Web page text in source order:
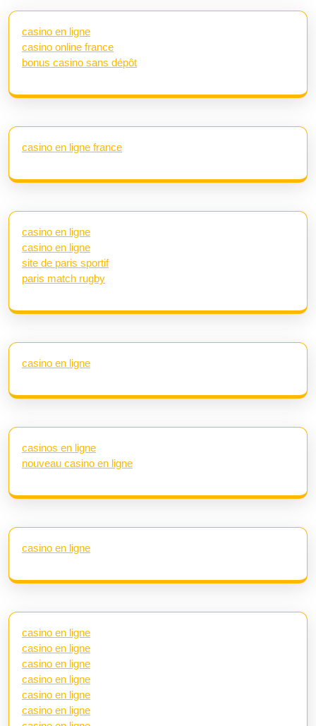
casino en ligne
casino online france
bonus casino sans dépôt
casino en ligne france
casino en ligne
casino en ligne
site de paris sportif
paris match rugby
casino en ligne
casinos en ligne
nouveau casino en ligne
casino en ligne
casino en ligne
casino en ligne
casino en ligne
casino en ligne
casino en ligne
casino en ligne